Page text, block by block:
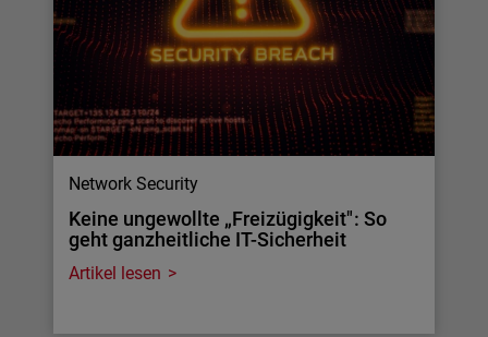
Network Security
Keine ungewollte „Freizügigkeit": So
geht ganzheitliche IT-Sicherheit
Artikel lesen